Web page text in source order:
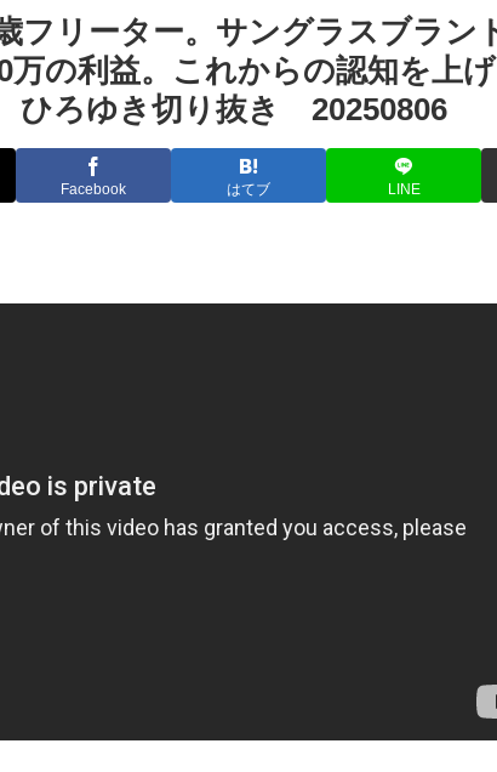
フリーター。サングラスブラン
万の利益。これからの認知を上
ひろゆき切り抜き 20250806
Facebook はてブ LINE